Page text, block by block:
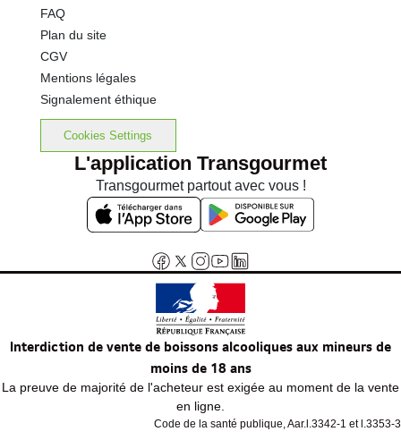
FAQ
Plan du site
CGV
Mentions légales
Signalement éthique
Cookies Settings
L'application Transgourmet
Transgourmet partout avec vous !
Interdiction de vente de boissons alcooliques aux mineurs de
moins de 18 ans
La preuve de majorité de l'acheteur est exigée au moment de la vente
en ligne.
Code de la santé publique, Aar.l.3342-1 et l.3353-3